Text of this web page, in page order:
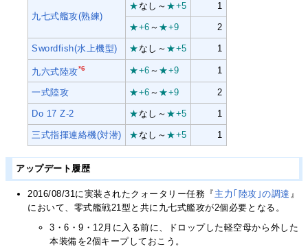
九七式艦攻(熟練)
★なし～ ★+5 1
★+6 ～ ★+9 2
Swordfish(水上機型) ★なし～ ★+5 1
九六式陸攻*6 ★+6 ～ ★+9 1
一式陸攻 ★+6 ～ ★+9 2
Do 17 Z-2 ★なし～ ★+5 1
三式指揮連絡機(対潜) ★なし～ ★+5 1
アップデート履歴
2016/08/31に実装されたクォータリー任務『 主力｢陸攻｣の調達 』
において、零式艦戦21型と共に九七式艦攻が2個必要となる。
3・6・9・12月に入る前に、ドロップした軽空母から外した
本装備を2個キープしておこう。